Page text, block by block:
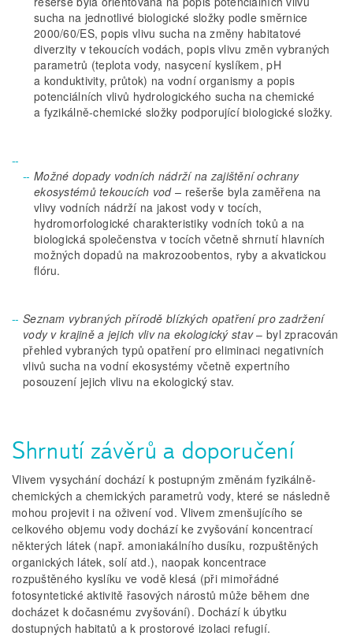
sucha na jednotlivé biologické složky podle směrnice
2000/60/ES, popis vlivu sucha na změny habitatové
diverzity v tekoucích vodách, popis vlivu změn vybraných
parametrů (teplota vody, nasycení kyslíkem, pH
a konduktivity, průtok) na vodní organismy a popis
potenciálních vlivů hydrologického sucha na chemické
a fyzikálně-chemické složky podporující biologické složky.
Možné dopady vodních nádrží na zajištění ochrany
ekosystémů tekoucích vod – rešerše byla zaměřena na
vlivy vodních nádrží na jakost vody v tocích,
hydromorfologické charakteristiky vodních toků a na
biologická společenstva v tocích včetně shrnutí hlavních
možných dopadů na makrozoobentos, ryby a akvatickou
flóru.
Seznam vybraných přírodě blízkých opatření pro zadržení
vody v krajině a jejich vliv na ekologický stav– byl zpracován
přehled vybraných typů opatření pro eliminaci negativních
vlivů sucha na vodní ekosystémy včetně expertního
posouzení jejich vlivu na ekologický stav.
Shrnutí závěrů a doporučení
Vlivem vysychání dochází k postupným změnám fyzikálně-
chemických a chemických parametrů vody, které se následně
mohou projevit i na oživení vod. Vlivem zmenšujícího se
celkového objemu vody dochází ke zvyšování koncentrací
některých látek (např. amoniakálního dusíku, rozpuštěných
organických látek, solí atd.), naopak koncentrace
rozpuštěného kyslíku ve vodě klesá (při mimořádné
fotosyntetické aktivitě řasových nárostů může během dne
docházet k dočasnému zvyšování). Dochází k úbytku
dostupných habitatů a k prostorové izolaci refugií.